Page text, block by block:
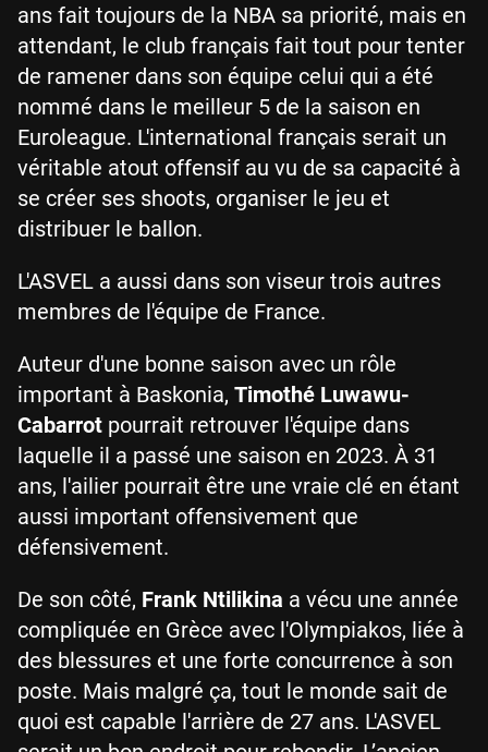
ans fait toujours de la NBA sa priorité, mais en
attendant, le club français fait tout pour tenter
de ramener dans son équipe celui qui a été
nommé dans le meilleur 5 de la saison en
Euroleague. L'international français serait un
véritable atout offensif au vu de sa capacité à
se créer ses shoots, organiser le jeu et
distribuer le ballon.
L'ASVEL a aussi dans son viseur trois autres
membres de l'équipe de France.
Auteur d'une bonne saison avec un rôle
important à Baskonia, Timothé Luwawu-
Cabarrot pourrait retrouver l'équipe dans
laquelle il a passé une saison en 2023. À 31
ans, l'ailier pourrait être une vraie clé en étant
aussi important offensivement que
défensivement.
De son côté, Frank Ntilikina a vécu une année
compliquée en Grèce avec l'Olympiakos, liée à
des blessures et une forte concurrence à son
poste. Mais malgré ça, tout le monde sait de
quoi est capable l'arrière de 27 ans. L'ASVEL